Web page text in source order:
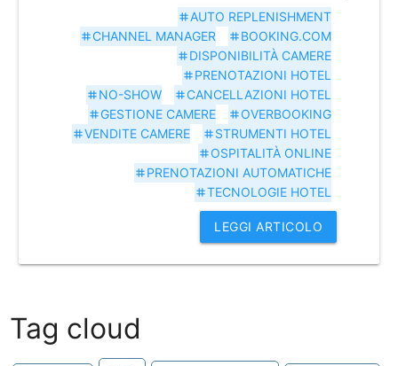
tag AUTO REPLENISHMENT
tag BOOKING.COM
tag CHANNEL MANAGER
tag DISPONIBILITÀ CAMERE
tag PRENOTAZIONI HOTEL
tag CANCELLAZIONI HOTEL
tag NO-SHOW
tag OVERBOOKING
tag GESTIONE CAMERE
tag STRUMENTI HOTEL
tagVENDITE CAMERE
tag OSPITALITÀ ONLINE
tag PRENOTAZIONI AUTOMATICHE
tagTECNOLOGIE HOTEL
LEGGI ARTICOLO
Tag cloud